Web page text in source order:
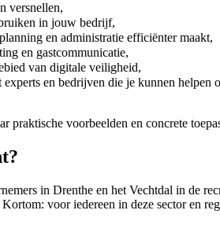
versnellen,
in jouw bedrijf,
en administratie efficiënter maakt,
en gastcommunicatie,
van digitale veiligheid,
experts en bedrijven die je kunnen
praktische voorbeelden en concrete
in Drenthe en het Vechtdal in de
Kortom: voor iedereen in deze sector en